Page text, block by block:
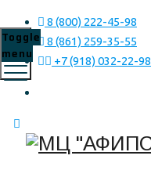
8 (800) 222-45-98
8 (861) 259-35-55
+7 (918) 032-22-98
Toggle
menu